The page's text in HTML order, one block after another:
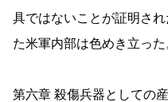
具ではないことが証明さ
た米軍内部は色めき立った
第六章 殺傷兵器としての